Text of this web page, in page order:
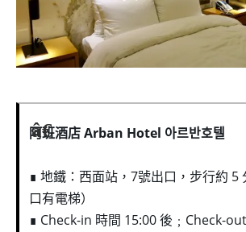
阿班酒店 Arban Hotel 아르반호텔
∎ 地鐵：西面站，7號出口，步行約 5
口有電梯）
∎ Check-in 時間 15:00 後﹔Check-